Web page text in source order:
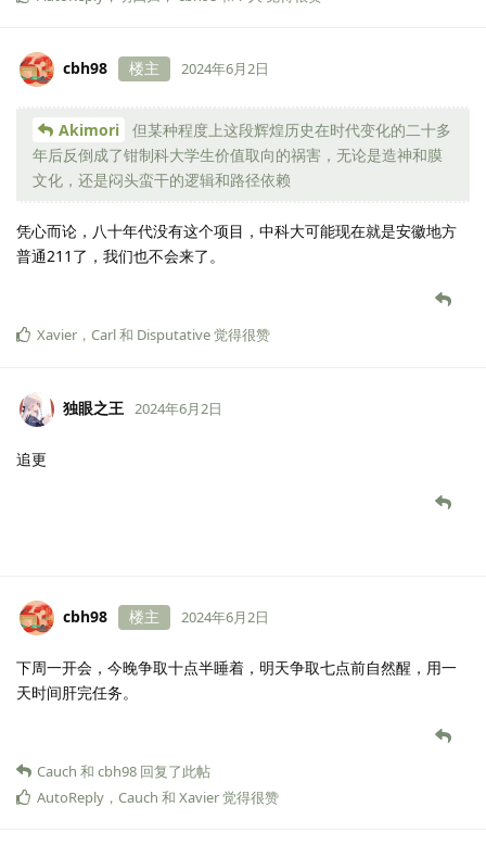
cbh98 楼主 2024年6月2日
Akimori
但某种程度上这段辉煌历史在时代变化的二十多
年后反倒成了钳制科大学生价值取向的祸害，无论是造神和膜
文化，还是闷头蛮干的逻辑和路径依赖
凭心而论，八十年代没有这个项目，中科大可能现在就是安徽地方
普通211了，我们也不会来了。
Xavier ， Carl和 Disputative觉得很赞
独眼之王 2024年6月2日
追更
cbh98 楼主 2024年6月2日
下周一开会，今晚争取十点半睡着，明天争取七点前自然醒，用一
天时间肝完任务。
Cauch 和 cbh98 回复了此帖
AutoReply ， Cauch 和 Xavier觉得很赞